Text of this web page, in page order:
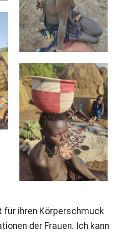
für ihren Körperschmuck
der Frauen. Ich kann